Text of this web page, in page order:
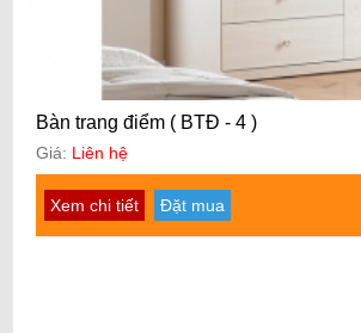
Bàn trang điểm ( BTĐ - 4 )
Giá: Liên hệ
Xem chi tiết Đặt mua